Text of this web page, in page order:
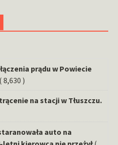
prądu w Powiecie
( 8,630 )
na stacji w Tłuszczu.
auto na